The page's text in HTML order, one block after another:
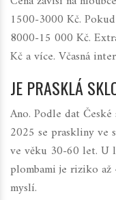
1500-3000 Kč.
8000-15 000 Kč.
Kč a více. Včasná
JE PRASKLÁ
Ano. Podle dat
2025 se praskliny ve
ve věku 30-60 let. U
plombami je riziko až
myslí.